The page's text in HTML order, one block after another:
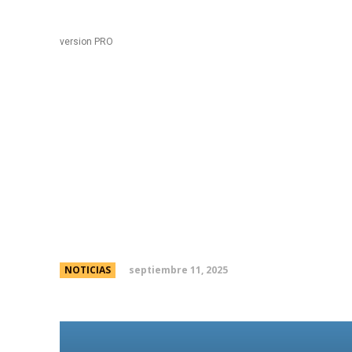
version PRO
NOTICIAS septiembre 11, 2025